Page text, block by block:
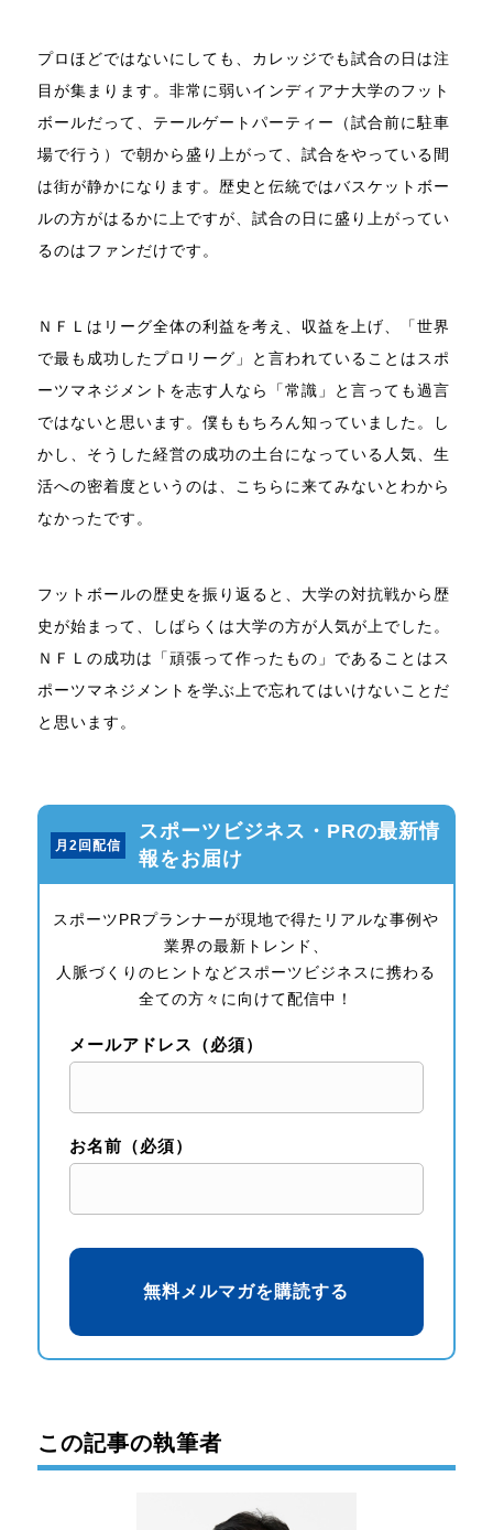
プロほどではないにしても、カレッジでも試合の日は注
目が集まります。非常に弱いインディアナ大学のフット
ボールだって、テールゲートパーティー（試合前に駐車
場で行う）で朝から盛り上がって、試合をやっている間
は街が静かになります。歴史と伝統ではバスケットボー
ルの方がはるかに上ですが、試合の日に盛り上がってい
るのはファンだけです。
ＮＦＬはリーグ全体の利益を考え、収益を上げ、「世界
で最も成功したプロリーグ」と言われていることはスポ
ーツマネジメントを志す人なら「常識」と言っても過言
ではないと思います。僕ももちろん知っていました。し
かし、そうした経営の成功の土台になっている人気、生
活への密着度というのは、こちらに来てみないとわから
なかったです。
フットボールの歴史を振り返ると、大学の対抗戦から歴
史が始まって、しばらくは大学の方が人気が上でした。
ＮＦＬの成功は「頑張って作ったもの」であることはス
ポーツマネジメントを学ぶ上で忘れてはいけないことだ
と思います。
月2回配信
スポーツビジネス・PRの最新情
報をお届け
スポーツPRプランナーが現地で得たリアルな事例や
業界の最新トレンド、
人脈づくりのヒントなどスポーツビジネスに携わる
全ての方々に向けて配信中！
メールアドレス（必須）
お名前（必須）
この記事の執筆者